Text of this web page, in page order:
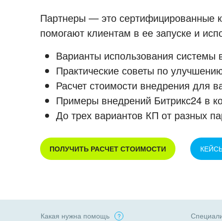
Партнеры — это сертифицированные
помогают клиентам в ее запуске и
Варианты использования системы
Практические советы по
Расчет стоимости внедрения для
Примеры внедрений Битрикс24 в
До трех вариантов КП от разных
ПОЛУЧИТЬ РАСЧЕТ СТОИМОСТИ
Какая нужна помощь